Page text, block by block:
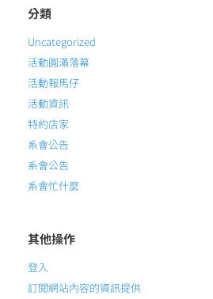
分類
Uncategorized
活動圓滿落幕
活動報馬仔
活動資訊
特約店家
系會公告
系會公告
系會忙什麼
其他操作
登入
訂閱網站內容的資訊提供